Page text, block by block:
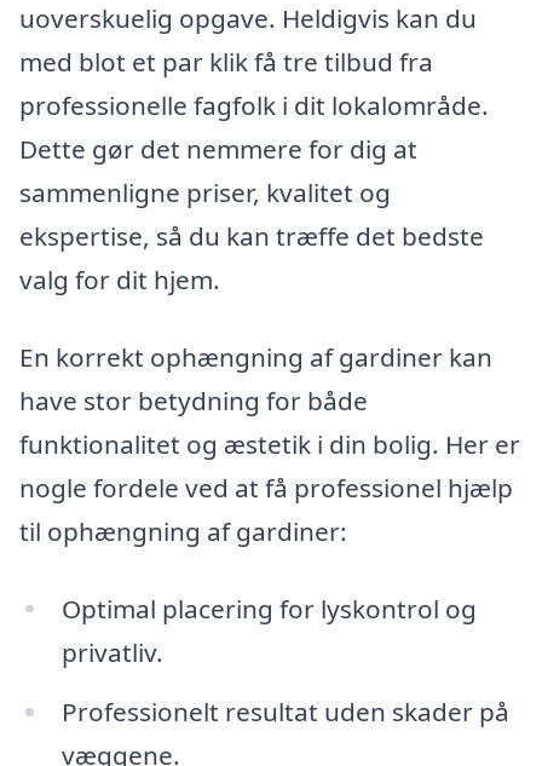
uoverskuelig opgave. Heldigvis kan du
med blot et par klik få tre tilbud fra
professionelle fagfolk i dit lokalområde.
Dette gør det nemmere for dig at
sammenligne priser, kvalitet og
ekspertise, så du kan træffe det bedste
valg for dit hjem.
En korrekt ophængning af gardiner kan
have stor betydning for både
funktionalitet og æstetik i din bolig. Her er
nogle fordele ved at få professionel hjælp
til ophængning af gardiner:
Optimal placering for lyskontrol og
privatliv.
Professionelt resultat uden skader på
væggene.